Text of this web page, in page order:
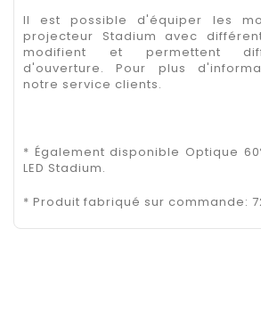
Il est possible d'équiper les
projecteur Stadium avec
modifient et permettent
d'ouverture. Pour plus
notre service clients.
* Également disponible Optique
LED Stadium.
* Produit fabriqué sur commande: